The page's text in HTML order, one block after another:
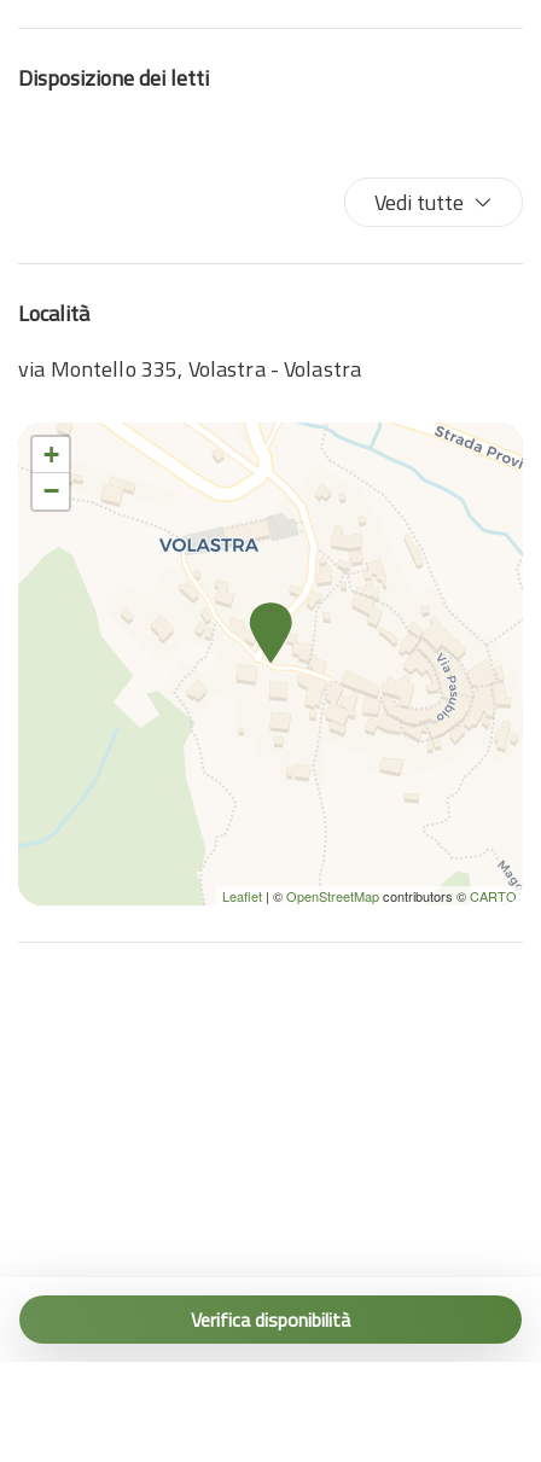
Occorrente essenziale
Parcheggio gratuito
Disposizione dei letti
Vedi tutte
Località
via Montello 335, Volastra - Volastra
+
−
Leaflet | ©OpenStreetMapcontributors ©CARTO
Verifica disponibilità
Tel. (+39) 0187 1560067
info@terremarine.it
Scrivici su WhatsApp